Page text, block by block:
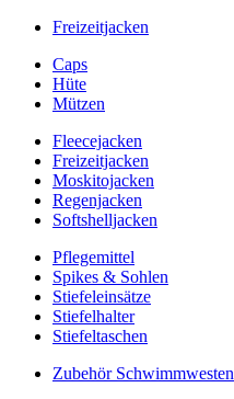
Freizeitjacken
Caps
Hüte
Mützen
Fleecejacken
Freizeitjacken
Moskitojacken
Regenjacken
Softshelljacken
Pflegemittel
Spikes & Sohlen
Stiefeleinsätze
Stiefelhalter
Stiefeltaschen
Zubehör Schwimmwesten